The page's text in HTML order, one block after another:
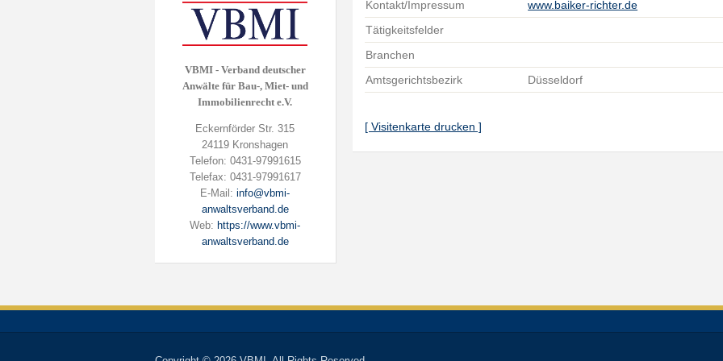
VBMI - Verband deutscher
Anwälte für Bau-, Miet- und
Immobilienrecht e.V.
Eckernförder Str. 315
24119 Kronshagen
Telefon: 0431-97991615
Telefax: 0431-97991617
E-Mail:info@vbmi-
anwaltsverband.de
Web: https://www.vbmi-
anwaltsverband.de
Kontakt/Impressum
www.baiker-richter.de
Tätigkeitsfelder
Branchen
Amtsgerichtsbezirk
Düsseldorf
[ Visitenkarte drucken ]